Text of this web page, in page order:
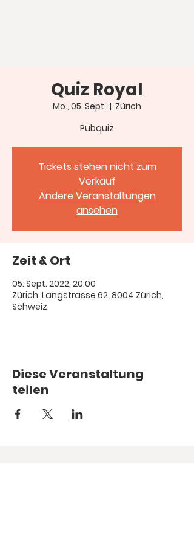
Quiz Royal
Mo., 05. Sept.
  |
Zürich
Pubquiz
Tickets stehen nicht zum
Verkauf
Andere Veranstaltungen
ansehen
Zeit & Ort
05. Sept. 2022, 20:00
Zürich, Langstrasse 62, 8004 Zürich,
Schweiz
Diese Veranstaltung
teilen